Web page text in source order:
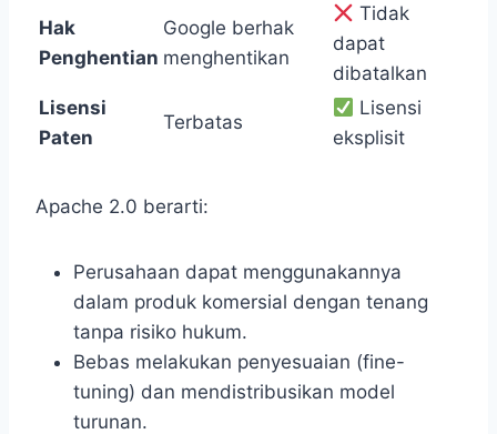
Hak
Penghentian
Google berhak
menghentikan
Tidak
dapat
dibatalkan
Lisensi
Paten
Terbatas
Lisensi
eksplisit
Apache 2.0 berarti:
Perusahaan dapat menggunakannya
dalam produk komersial dengan tenang
tanpa risiko hukum.
Bebas melakukan penyesuaian (fine-
tuning) dan mendistribusikan model
turunan.